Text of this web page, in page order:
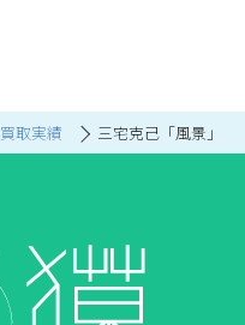
買取実績 三宅克己「風景」